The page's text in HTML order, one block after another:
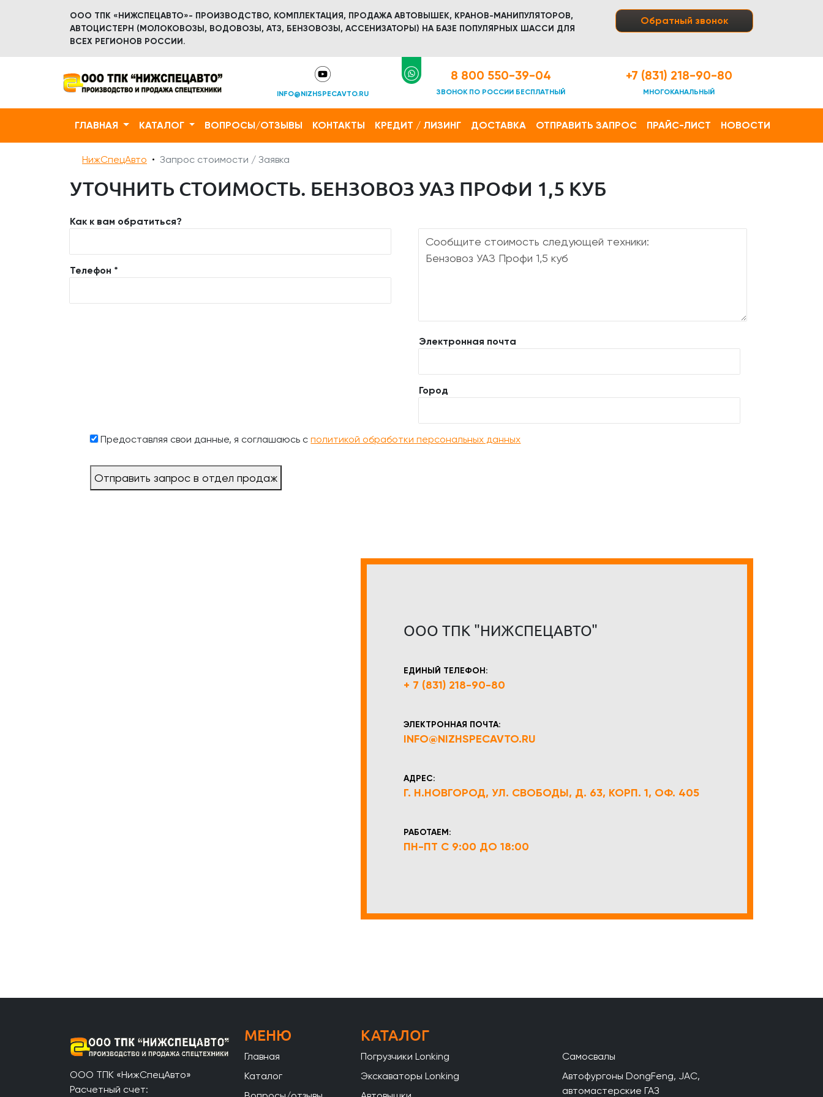
ООО ТПК «НИЖСПЕЦАВТО»- ПРОИЗВОДСТВО, КОМПЛЕКТАЦИЯ, ПРОДАЖА АВТОВЫШЕК, КРАНОВ-МАНИПУЛЯТОРОВ,
АВТОЦИСТЕРН (МОЛОКОВОЗЫ, ВОДОВОЗЫ, АТЗ, БЕНЗОВОЗЫ, АССЕНИЗАТОРЫ) НА БАЗЕ ПОПУЛЯРНЫХ ШАССИ ДЛЯ
ВСЕХ РЕГИОНОВ РОССИИ.
Обратный звонок
INFO@NIZHSPECAVTO.RU
8 800 550-39-04
ЗВОНОК ПО РОССИИ БЕСПЛАТНЫЙ
+7 (831) 218-90-80
МНОГОКАНАЛЬНЫЙ
ГЛАВНАЯ КАТАЛОГ ВОПРОСЫ/ОТЗЫВЫ КОНТАКТЫ КРЕДИТ / ЛИЗИНГ ДОСТАВКА ОТПРАВИТЬ ЗАПРОС ПРАЙС-ЛИСТ НОВОСТИ
НижСпецАвто Запрос стоимости / Заявка
УТОЧНИТЬ СТОИМОСТЬ. БЕНЗОВОЗ УАЗ ПРОФИ 1,5 КУБ
Как к вам обратиться?
Телефон *
Электронная почта
Город
Предоставляя свои данные, я соглашаюсь сполитикой обработки персональных данных
Отправить запрос в отдел продаж
ООО ТПК "НИЖСПЕЦАВТО"
ЕДИНЫЙ ТЕЛЕФОН:
+ 7 (831) 218-90-80
ЭЛЕКТРОННАЯ ПОЧТА:
INFO@NIZHSPECAVTO.RU
АДРЕС:
Г. Н.НОВГОРОД, УЛ. СВОБОДЫ, Д. 63, КОРП. 1, ОФ. 405
РАБОТАЕМ:
ПН-ПТ С 9:00 ДО 18:00
ООО ТПК «НижСпецАвто»
Расчетный счет:
МЕНЮ
Главная
Каталог
КАТАЛОГ
Погрузчики Lonking
Экскаваторы Lonking
Самосвалы
Автофургоны DongFeng, JAC,
автомастерские ГАЗ